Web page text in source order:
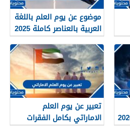
موضوع عن يوم العلم باللغة
العربية بالعناصر كاملة 2025
تعبير عن يوم العلم
الاماراتي بكامل الفقرات